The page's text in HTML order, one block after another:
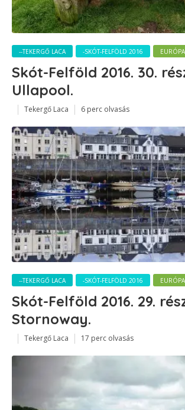
--TEKERGŐ LACA -SKÓT-FELFÖLD 2016 EURÓPA
Skót-Felföld 2016. 30.
Ullapool.
Tekergő Laca 6 perc olvasás
--TEKERGŐ LACA -SKÓT-FELFÖLD 2016 EURÓPA
Skót-Felföld 2016. 29.
Stornoway.
Tekergő Laca 17 perc olvasás